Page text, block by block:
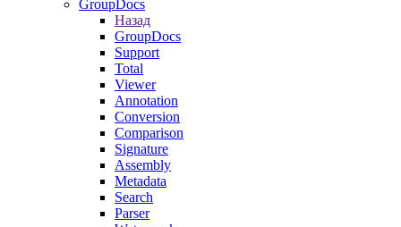
GroupDocs
Назад
GroupDocs
Support
Total
Viewer
Annotation
Conversion
Comparison
Signature
Assembly
Metadata
Search
Parser